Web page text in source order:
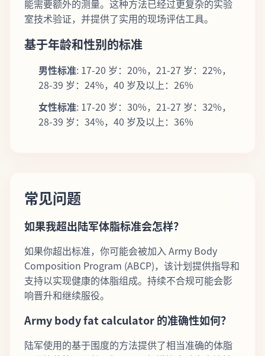
能需要额外的测量。这种方法已经过更复杂的实验
室技术验证，并提供了实用的现场评估工具。
基于年龄和性别的标准
男性标准: 17-20 岁：20%，21-27 岁：22%，
28-39 岁：24%，40 岁及以上：26%
女性标准: 17-20 岁：30%，21-27 岁：32%，
28-39 岁：34%，40 岁及以上：36%
常见问题
如果我超出陆军体脂标准会怎样？
如果你超出标准，你可能会被加入 Army Body
Composition Program (ABCP)，该计划提供指导和
支持以实现健康的体脂组成。持续不合规可能会影
响晋升和继续服役。
Army body fat calculator 的准确性如何？
陆军使用的基于围度的方法提供了相当准确的体脂